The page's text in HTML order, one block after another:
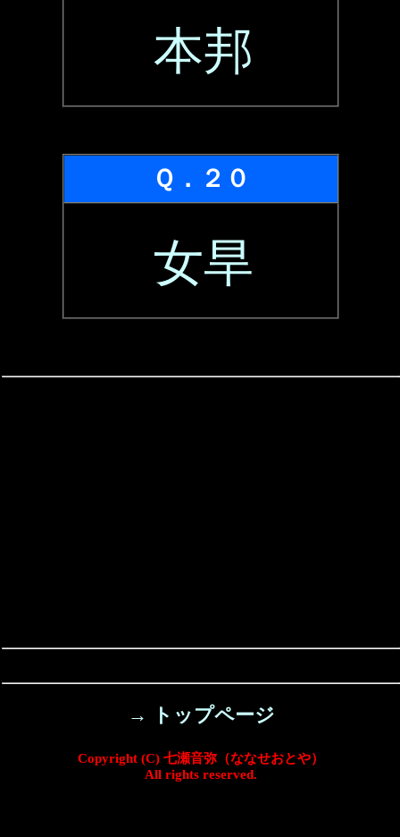
本邦
Ｑ．２０
女旱
→ トップページ
Copyright (C) 七瀬音弥（ななせおとや）
All rights reserved.